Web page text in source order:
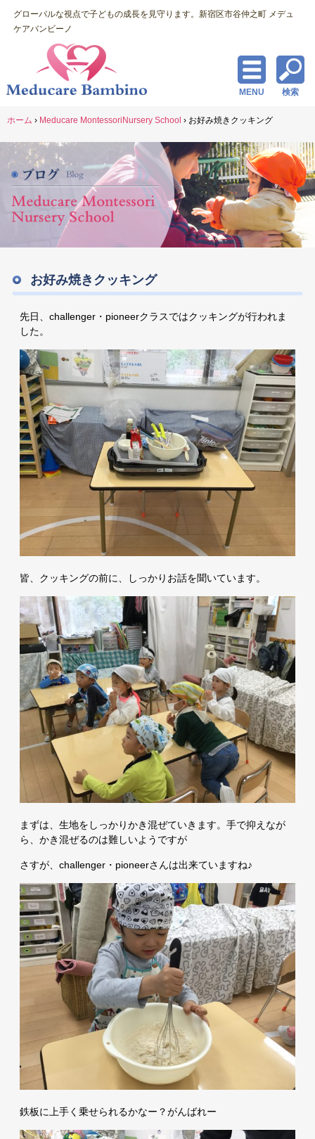
グローバルな視点で子どもの成長を見守ります。新宿区市谷仲之町 メデュ
ケアバンビーノ
検索
MENU
ホーム › Meducare MontessoriNursery School › お好み焼きクッキング
お好み焼きクッキング
先日、challenger・pioneerクラスではクッキングが行われま
した。
皆、クッキングの前に、しっかりお話を聞いています。
まずは、生地をしっかりかき混ぜていきます。手で抑えなが
ら、かき混ぜるのは難しいようですが
さすが、challenger・pioneerさんは出来ていますね♪
鉄板に上手く乗せられるかなー？がんばれー